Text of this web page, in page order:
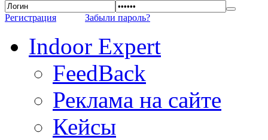
Регистрация Забыли пароль?
Indoor Expert
FeedBack
Реклама на сайте
Кейсы